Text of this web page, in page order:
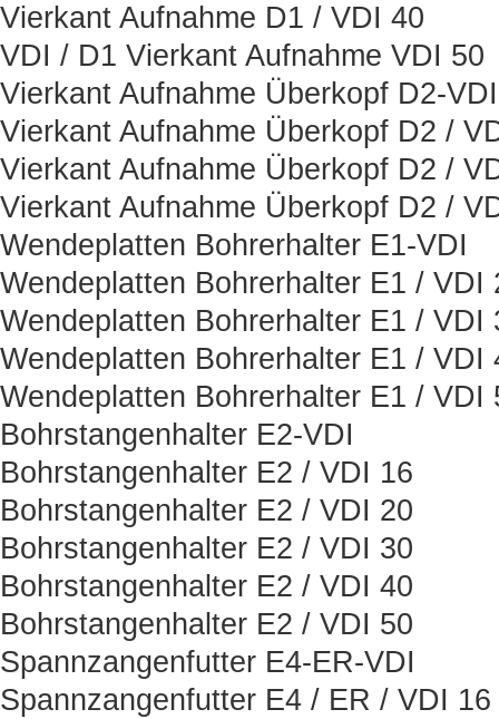
Vierkant Aufnahme D1 / VDI 40
VDI / D1 Vierkant Aufnahme VDI 50
Vierkant Aufnahme Überkopf D2-VDI
Vierkant Aufnahme Überkopf D2 /
Vierkant Aufnahme Überkopf D2 /
Vierkant Aufnahme Überkopf D2 /
Wendeplatten Bohrerhalter E1-VDI
Wendeplatten Bohrerhalter E1 / VDI
Wendeplatten Bohrerhalter E1 / VDI
Wendeplatten Bohrerhalter E1 / VDI
Wendeplatten Bohrerhalter E1 / VDI
Bohrstangenhalter E2-VDI
Bohrstangenhalter E2 / VDI 16
Bohrstangenhalter E2 / VDI 20
Bohrstangenhalter E2 / VDI 30
Bohrstangenhalter E2 / VDI 40
Bohrstangenhalter E2 / VDI 50
Spannzangenfutter E4-ER-VDI
Spannzangenfutter E4 / ER / VDI 16